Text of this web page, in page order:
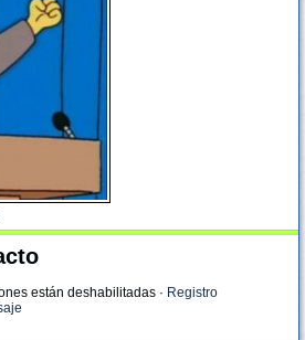
están deshabilitadas · Registro